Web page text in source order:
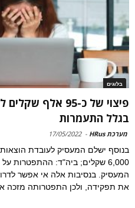
בלוגים
פיצוי של כ-95
בגלל התעמרות
מערכת HRus -
17/05/2022
בנוסף ישלם המעסיק לעובדת
6,000 שקלים; ביה"ד:
המעסיק. בנסיבות אלה אי אפשר
את תפקידה, ולכן התפטרותה מזכה